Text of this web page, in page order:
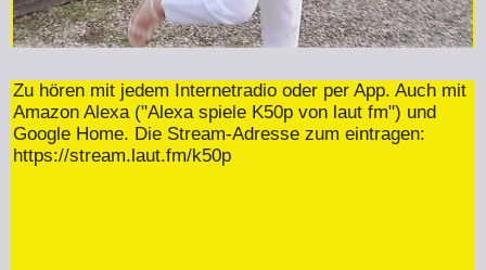
Zu hören mit jedem Internetradio oder per App. Auch mit
Amazon Alexa ("Alexa spiele K50p von laut fm") und
Google Home. Die Stream-Adresse zum eintragen:
https://stream.laut.fm/k50p